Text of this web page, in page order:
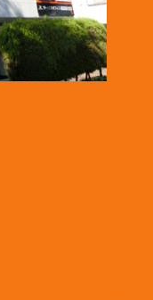
業に認証されました。